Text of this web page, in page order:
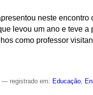
neste encontro
levou um ano e teve a
como professor
— registrado em: Educação,